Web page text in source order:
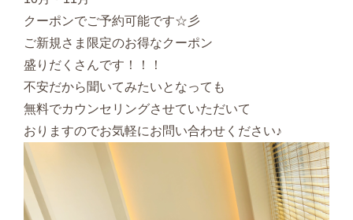
クーポンでご予約可能です☆彡
ご新規さま限定のお得なクーポン
盛りだくさんです！！！
不安だから聞いてみたいとなっても
無料でカウンセリングさせていただいて
おりますのでお気軽にお問い合わせください♪